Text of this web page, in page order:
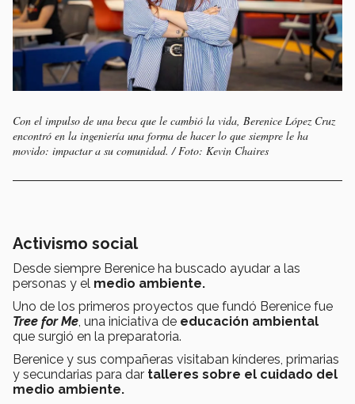
Con el impulso de una beca que le cambió la vida, Berenice López Cruz
encontró en la ingeniería una forma de hacer lo que siempre le ha
movido: impactar a su comunidad. / Foto: Kevin Chaires
Activismo social
Desde siempre Berenice ha buscado ayudar a las
personas y el medio ambiente.
Uno de los primeros proyectos que fundó Berenice fue
Tree for Me, una iniciativa de educación ambiental
que surgió en la preparatoria.
Berenice y sus compañeras visitaban kínderes, primarias
y secundarias para dar talleres sobre el cuidado del
medio ambiente.